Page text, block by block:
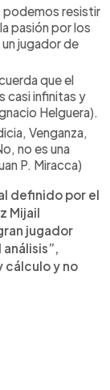
podemos resistir
pasión por los
jugador de
que el
casi infinitas y
Helguera).
Venganza,
no es una
P. Miracca)
definido por el
Mijail
jugador
cálculo y no